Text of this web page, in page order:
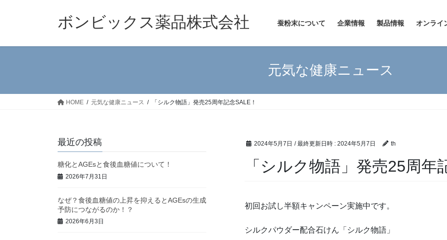
ボンビックス薬品株式会社 蚕粉末について 企業情報 製品情報 オンライ
元気な健康ニュース
HOME 元気な健康ニュース 「シルク物語」発売25周年記念SALE！
2024年5月7日 / 最終更新日時 : 2024年5月7日 th
「シルク物語」発売25周年
初回お試し半額キャンペーン実施中です。
シルクパウダー配合石けん「シルク物語」
最近の投稿
糖化とAGEsと食後血糖値について！
2026年7月31日
なぜ？食後血糖値の上昇を抑えるとAGEsの生成
予防につながるのか！？
2026年6月3日